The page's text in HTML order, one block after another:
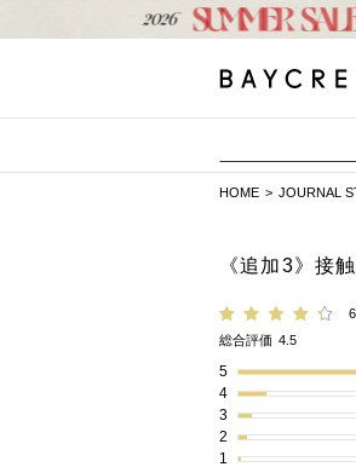
HOME JOURNAL
《追加3》接
総合評価 4.5
5
4
3
2
1